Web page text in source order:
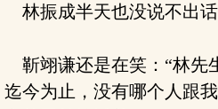
林振成半天也没说不出话
靳翊谦还是在笑：“林先
迄今为止，没有哪个人跟